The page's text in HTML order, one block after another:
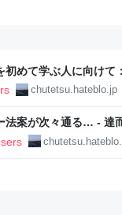
初めて学ぶ人に向けて
chutetsu.hateblo.jp
法案が次々通る… - 達